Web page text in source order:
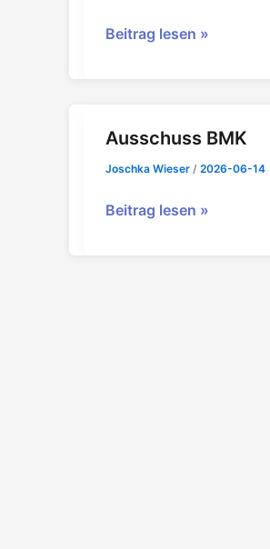
Ausschuss
Beitrag lesen »
Ausschuss BMK
Joschka Wieser / 2026-06-14
Ausschuss
Beitrag lesen »